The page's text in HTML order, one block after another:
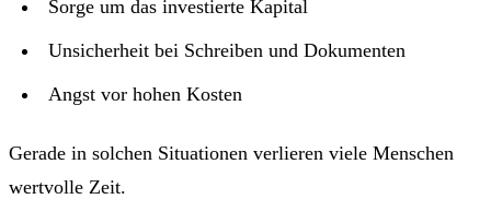
Sorge um das investierte Kapital
Unsicherheit bei Schreiben und Dokumenten
Angst vor hohen Kosten
Gerade in solchen Situationen verlieren viele Menschen
wertvolle Zeit.